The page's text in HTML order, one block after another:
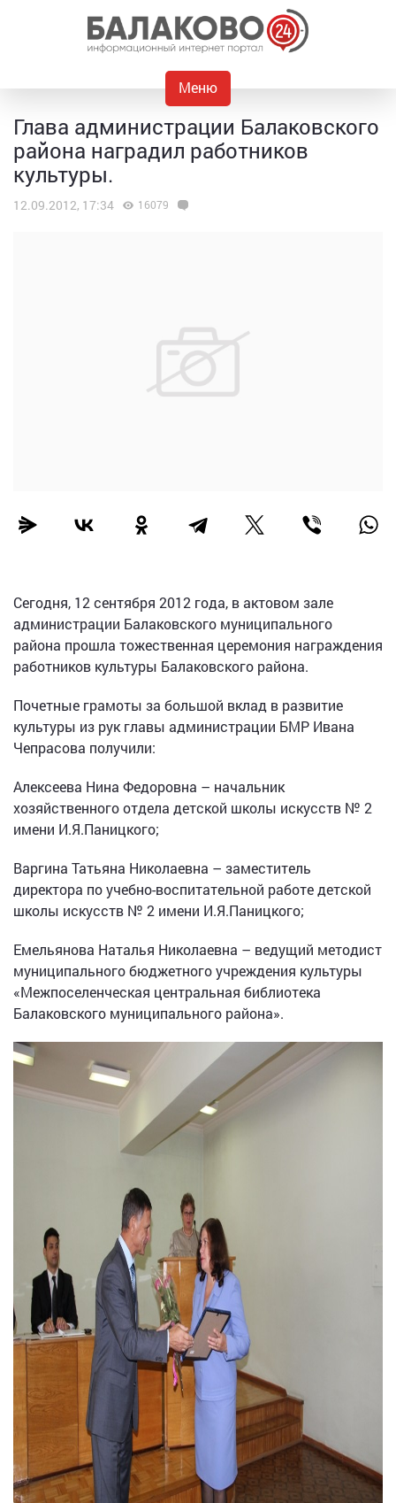
Меню
Глава администрации Балаковского
района наградил работников
культуры.
12.09.2012, 17:34 16079
Сегодня, 12 сентября 2012 года, в актовом зале
администрации Балаковского муниципального
района прошла тожественная церемония награждения
работников культуры Балаковского района.
Почетные грамоты за большой вклад в развитие
культуры из рук главы администрации БМР Ивана
Чепрасова получили:
Алексеева Нина Федоровна – начальник
хозяйственного отдела детской школы искусств № 2
имени И.Я.Паницкого;
Варгина Татьяна Николаевна – заместитель
директора по учебно-воспитательной работе детской
школы искусств № 2 имени И.Я.Паницкого;
Емельянова Наталья Николаевна – ведущий методист
муниципального бюджетного учреждения культуры
«Межпоселенческая центральная библиотека
Балаковского муниципального района».